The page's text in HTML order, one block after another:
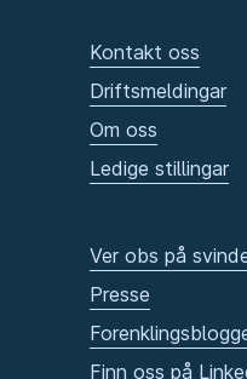
Kontakt oss
Driftsmeldingar
Om oss
Ledige stillingar
Ver obs på
Presse
Finn oss på